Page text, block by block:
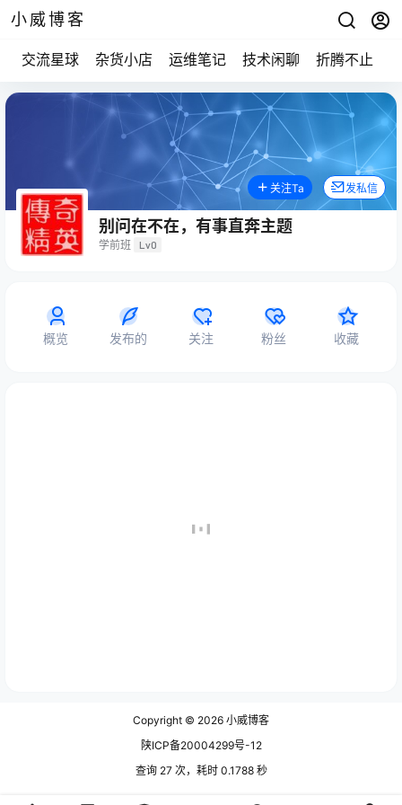
小威博客
交流星球 杂货小店 运维笔记 技术闲聊 折腾不止
别问在不在，有事直奔主题
学前班 Lv0
关注Ta 发私信
概览 发布的 关注 粉丝 收藏
Copyright © 2026 小威博客
陕ICP备20004299号-12
查询 27 次，耗时 0.1788 秒